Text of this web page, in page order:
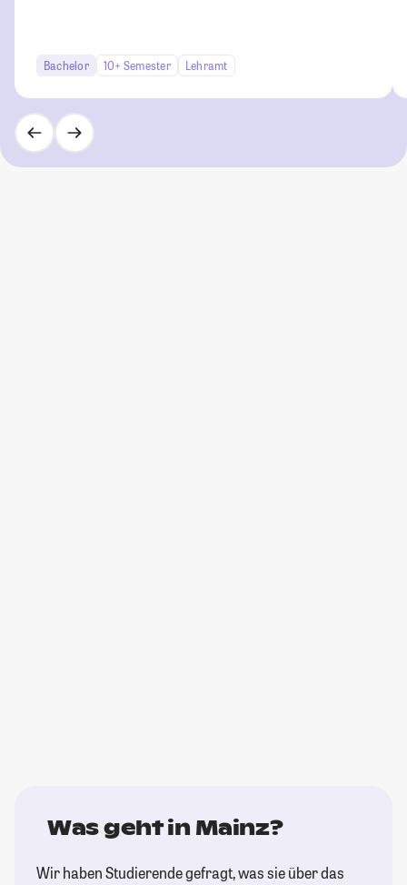
Bachelor 10+ Semester Lehramt
Was geht in Mainz?
Wir haben Studierende gefragt, was sie über das